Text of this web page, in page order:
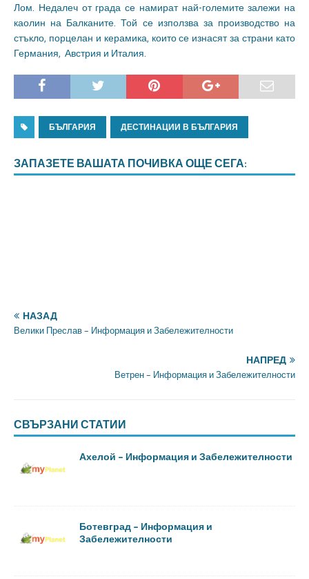
Лом. Недалеч от града се намират най-големите залежи на
каолин на Балканите. Той се използва за производство на
стъкло, порцелан и керамика, които се изнасят за страни като
Германия, Австрия и Италия.
БЪЛГАРИЯ ДЕСТИНАЦИИ В БЪЛГАРИЯ
ЗАПАЗЕТЕ ВАШАТА ПОЧИВКА ОЩЕ СЕГА:
НАЗАД
Велики Преслав – Информация и Забележителности
НАПРЕД
Ветрен – Информация и Забележителности
СВЪРЗАНИ СТАТИИ
Ахелой – Информация и Забележителности
Ботевград – Информация и
Забележителности